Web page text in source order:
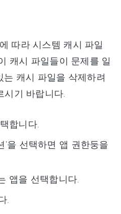
따라 시스템 캐시 파일
캐시 파일들이 문제를 일
는 캐시 파일을 삭제하려
시기 바랍니다.
합니다.
'을 선택하면 앱 권한둥을
앱을 선택합니다.
.